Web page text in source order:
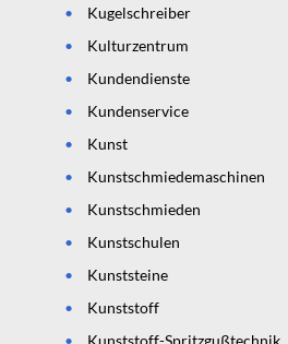
Kugelschreiber
Kulturzentrum
Kundendienste
Kundenservice
Kunst
Kunstschmiedemaschinen
Kunstschmieden
Kunstschulen
Kunststeine
Kunststoff
Kunststoff-Spritzgußtechnik